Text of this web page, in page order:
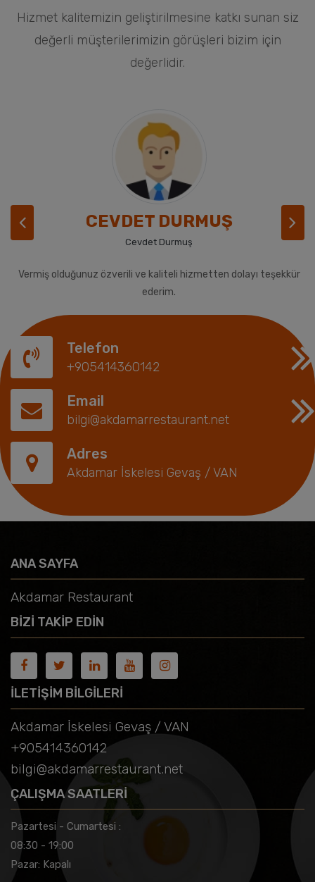
Hizmet kalitemizin geliştirilmesine katkı sunan siz
değerli müşterilerimizin görüşleri bizim için
değerlidir.
CEVDET DURMUŞ
Cevdet Durmuş
Vermiş olduğunuz özverili ve kaliteli hizmetten dolayı teşekkür
ederim.
Previous
Telefon
+905414360142
Email
bilgi@akdamarrestaurant.net
Adres
Akdamar İskelesi Gevaş / VAN
ANA SAYFA
Akdamar Restaurant
BIZI TAKIP EDIN
İLETIŞIM BILGILERI
Akdamar İskelesi Gevaş / VAN
+905414360142
bilgi@akdamarrestaurant.net
ÇALIŞMA SAATLERI
Pazartesi - Cumartesi :
08:30 - 19:00
Pazar: Kapalı